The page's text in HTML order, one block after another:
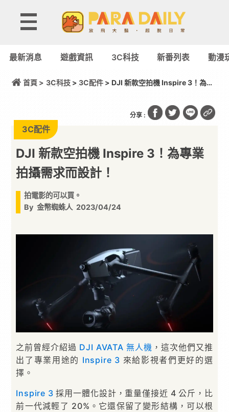
最新消息 遊戲資訊 3C科技 新番列表 動漫
首頁 > 3C科技> 3C配件> DJI 新款空拍機 Inspire 3！為專
分享 :
3C配件
DJI 新款空拍機 Inspire 3！為專業
拍攝需求而設計！
拍電影的可以買。
By 金幣蜘蛛人 2023/04/24
之前曾經介紹過 DJI AVATA 無人機 ，這次他們又推
出了專業用途的 Inspire 3 來給影視者們更好的選
擇。
Inspire 3 採用一體化設計，重量僅接近 4 公斤，比
前一代減輕了 20%。它還保留了變形結構，可以根